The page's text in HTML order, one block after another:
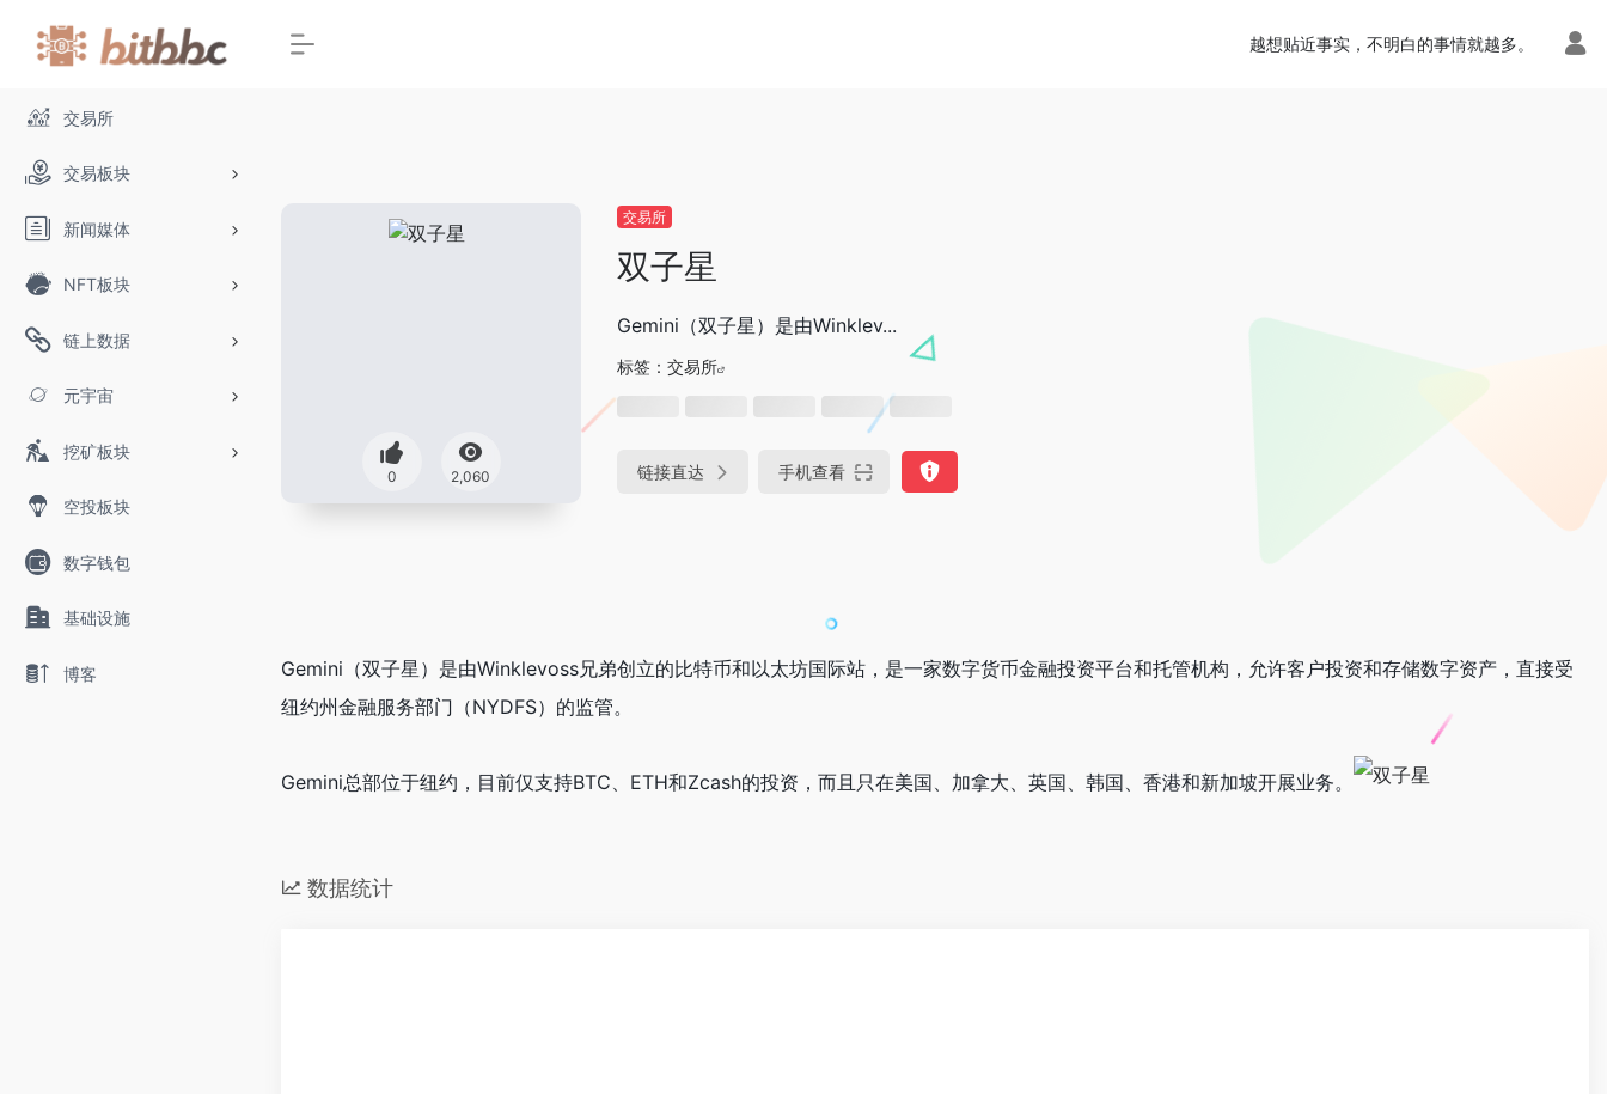
交易所
交易板块
新闻媒体
NFT板块
链上数据
元宇宙
挖矿板块
空投板块
数字钱包
基础设施
博客
越想贴近事实，不明白的事情就越多。
0 2,060
交易所
双子星
Gemini（双子星）是由Winklev...
标签： 交易所
链接直达 手机查看
Gemini（双子星）是由Winklevoss兄弟创立的比特币和以太坊国际站，是一家数字货币金融投资平台和托管机构，允许客户投资和存储数字资产，直接受
纽约州金融服务部门（NYDFS）的监管。
Gemini总部位于纽约，目前仅支持BTC、ETH和Zcash的投资，而且只在美国、加拿大、英国、韩国、香港和新加坡开展业务。
数据统计